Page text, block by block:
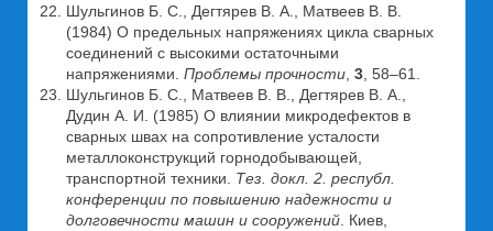
Шульгинов Б. С., Дегтярев В. А., Матвеев В. В.
(1984) О предельных напряжениях цикла сварных
соединений с высокими остаточными
напряжениями. Проблемы прочности 3 , 58–61.
Шульгинов Б. С., Матвеев В. В., Дегтярев В. А.,
Дудин А. И. (1985) О влиянии микродефектов в
сварных швах на сопротивление усталости
металлоконструкций горнодобывающей,
транспортной техники. Тез. докл. 2. республ.
конференции по повышению надежности и
долговечности машин и сооружений . Киев,